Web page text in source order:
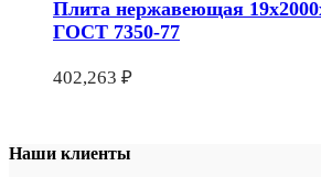
Плита нержавеющая
ГОСТ 7350-77
402,263 ₽
Наши клиенты